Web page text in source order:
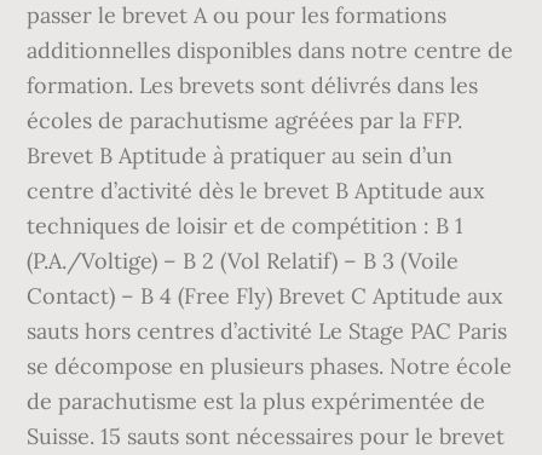
passer le brevet A ou pour les formations
additionnelles disponibles dans notre centre de
formation. Les brevets sont délivrés dans les
écoles de parachutisme agréées par la FFP.
Brevet B Aptitude à pratiquer au sein d’un
centre d’activité dès le brevet B Aptitude aux
techniques de loisir et de compétition : B 1
(P.A./Voltige) – B 2 (Vol Relatif) – B 3 (Voile
Contact) – B 4 (Free Fly) Brevet C Aptitude aux
sauts hors centres d’activité Le Stage PAC Paris
se décompose en plusieurs phases. Notre école
de parachutisme est la plus expérimentée de
Suisse. 15 sauts sont nécessaires pour le brevet